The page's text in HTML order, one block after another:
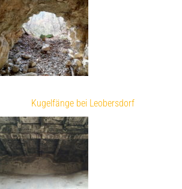
Kugelfänge bei Leobersdorf